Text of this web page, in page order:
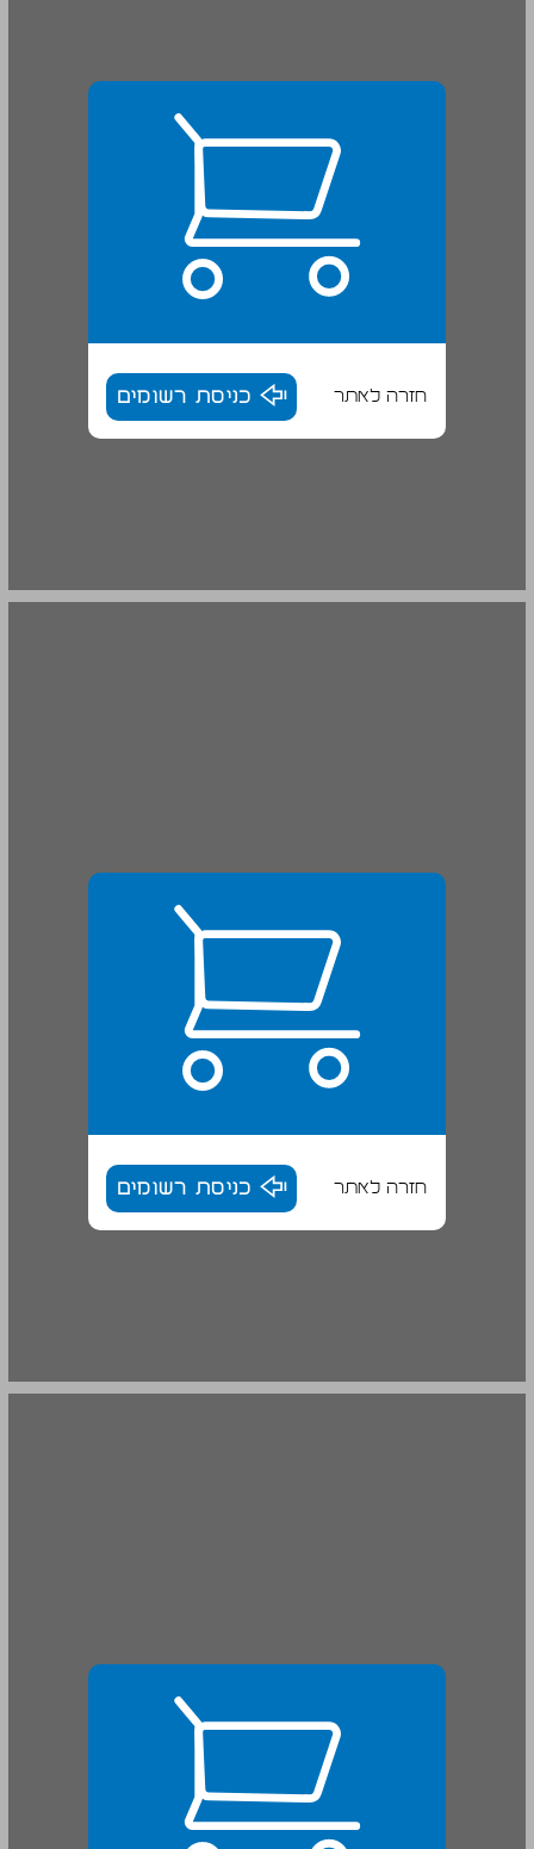
חזרה לאתר כניסת רשומים
חזרה לאתר כניסת רשומים